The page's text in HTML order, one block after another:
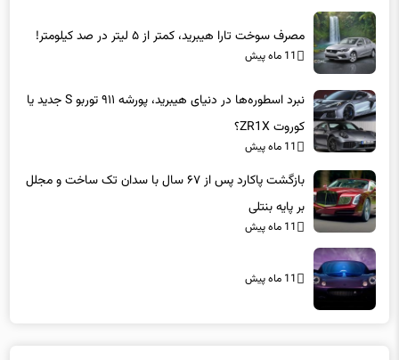
مصرف سوخت تارا هیبرید، کمتر از ۵ لیتر در صد کیلومتر!
11 ماه پیش
نبرد اسطوره‌ها در دنیای هیبرید، پورشه ۹۱۱ توربو S جدید یا
کوروت ZR1X؟
11 ماه پیش
بازگشت پاکارد پس از ۶۷ سال با سدان تک ساخت و مجلل
بر پایه بنتلی
11 ماه پیش
11 ماه پیش